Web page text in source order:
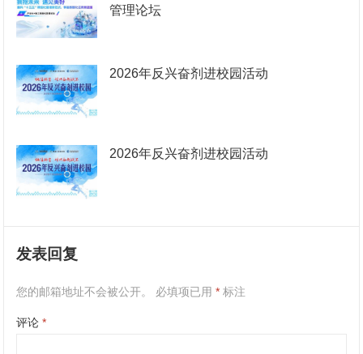
管理论坛
2026年反兴奋剂进校园活动
2026年反兴奋剂进校园活动
发表回复
您的邮箱地址不会被公开。 必填项已用* 标注
评论*